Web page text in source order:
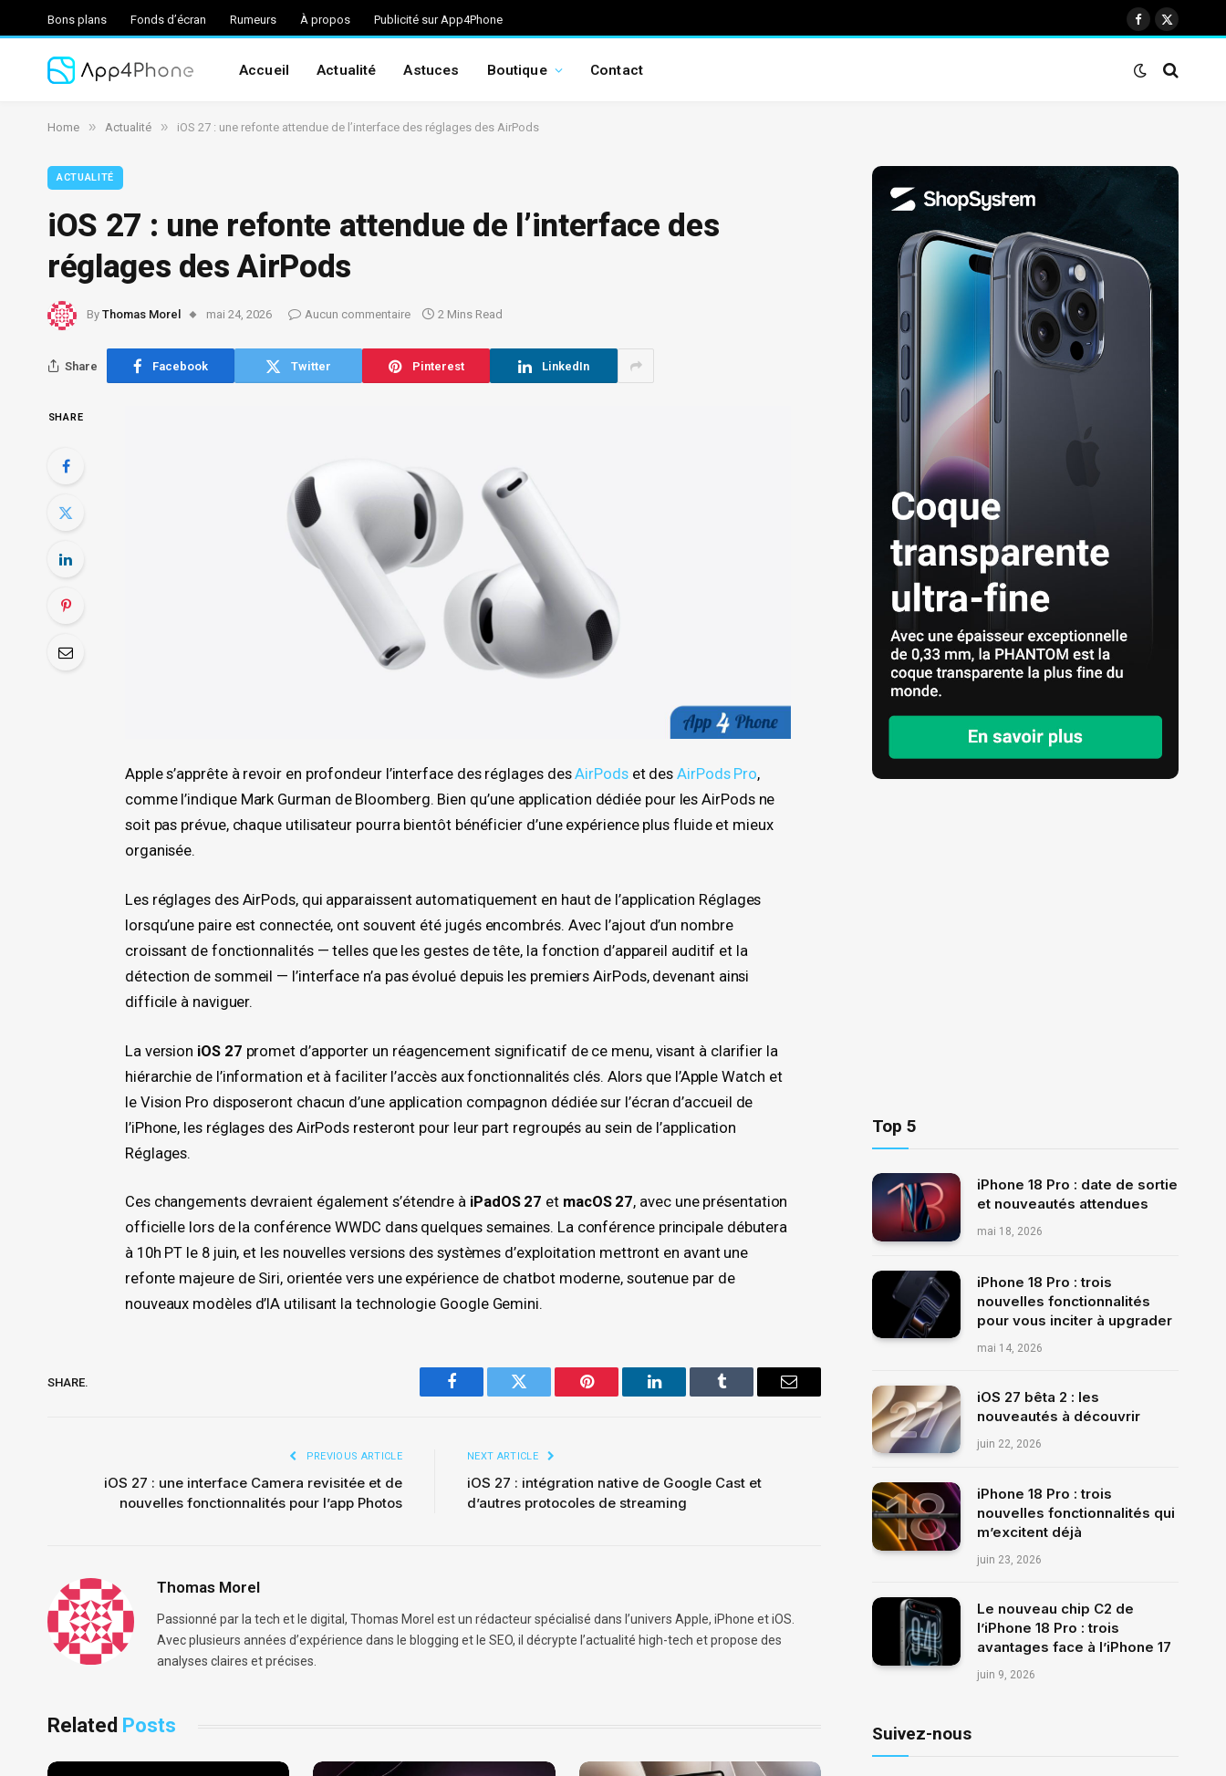
Bons plans Fonds d’écran Rumeurs À propos Publicité sur App4Phone
Facebook
X
Accueil Actualité Astuces Boutique Contact
Home » Actualité » iOS 27 : une refonte attendue de l’interface des réglages des AirPods
ACTUALITÉ
iOS 27 : une refonte attendue de l’interface des
réglages des AirPods
By Thomas Morel mai 24, 2026 Aucun commentaire 2 Mins Read
Share Facebook Twitter Pinterest LinkedIn
SHARE
Apple s’apprête à revoir en profondeur l’interface des réglages desAirPodset desAirPods Pro,
comme l’indique Mark Gurman de Bloomberg. Bien qu’une application dédiée pour les AirPods ne
soit pas prévue, chaque utilisateur pourra bientôt bénéficier d’une expérience plus fluide et mieux
organisée.
Les réglages des AirPods, qui apparaissent automatiquement en haut de l’application Réglages
lorsqu’une paire est connectée, ont souvent été jugés encombrés. Avec l’ajout d’un nombre
croissant de fonctionnalités — telles que les gestes de tête, la fonction d’appareil auditif et la
détection de sommeil — l’interface n’a pas évolué depuis les premiers AirPods, devenant ainsi
difficile à naviguer.
La version iOS 27 promet d’apporter un réagencement significatif de ce menu, visant à clarifier la
hiérarchie de l’information et à faciliter l’accès aux fonctionnalités clés. Alors que l’Apple Watch et
le Vision Pro disposeront chacun d’une application compagnon dédiée sur l’écran d’accueil de
l’iPhone, les réglages des AirPods resteront pour leur part regroupés au sein de l’application
Réglages.
Ces changements devraient également s’étendre à iPadOS 27 et macOS 27, avec une présentation
officielle lors de la conférence WWDC dans quelques semaines. La conférence principale débutera
à 10h PT le 8 juin, et les nouvelles versions des systèmes d’exploitation mettront en avant une
refonte majeure de Siri, orientée vers une expérience de chatbot moderne, soutenue par de
nouveaux modèles d’IA utilisant la technologie Google Gemini.
SHARE.
Facebook Twitter Pinterest LinkedIn Tumblr Email
PREVIOUS ARTICLE
iOS 27 : une interface Camera revisitée et de
nouvelles fonctionnalités pour l’app Photos
NEXT ARTICLE
iOS 27 : intégration native de Google Cast et
d’autres protocoles de streaming
Thomas Morel
Passionné par la tech et le digital, Thomas Morel est un rédacteur spécialisé dans l’univers Apple, iPhone et iOS.
Avec plusieurs années d’expérience dans le blogging et le SEO, il décrypte l’actualité high-tech et propose des
analyses claires et précises.
Related Posts
Top 5
iPhone 18 Pro : date de sortie
et nouveautés attendues
mai 18, 2026
iPhone 18 Pro : trois
nouvelles fonctionnalités
pour vous inciter à upgrader
mai 14, 2026
iOS 27 bêta 2 : les
nouveautés à découvrir
juin 22, 2026
iPhone 18 Pro : trois
nouvelles fonctionnalités qui
m’excitent déjà
juin 23, 2026
Le nouveau chip C2 de
l’iPhone 18 Pro : trois
avantages face à l’iPhone 17
juin 9, 2026
Suivez-nous